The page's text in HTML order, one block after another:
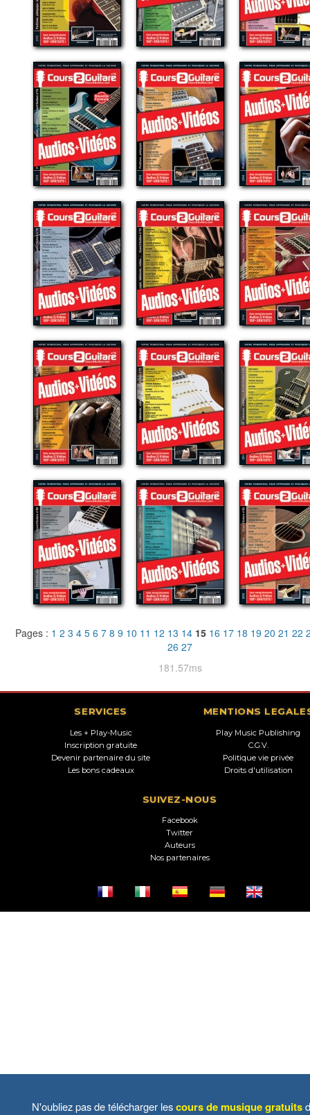
Pages : 1 2 3 4 5 6 7 8 9 10 11 12 13 14 15 16 17 18 19 20 21 22
26 27
181.57ms
SERVICES
Les + Play-Music
Inscription gratuite
Devenir partenaire du site
Les bons cadeaux
MENTIONS
Play Music Publishing
C.G.V.
Politique vie privée
Droits d'utilisation
SUIVEZ-NOUS
Facebook
Twitter
Auteurs
Nos partenaires
N'oubliez pas de télécharger lescours de musique gratuits